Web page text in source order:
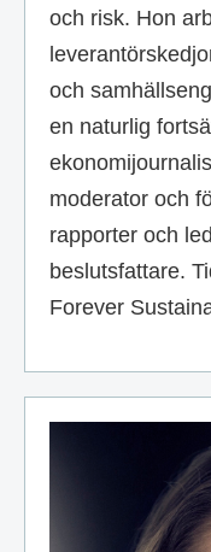
och risk. Hon
och
en naturlig
moderator och
rapporter och
beslutsfattare.
Forever